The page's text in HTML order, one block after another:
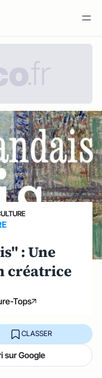
: Une
créatrice
Tops
CLASSER
sur Google